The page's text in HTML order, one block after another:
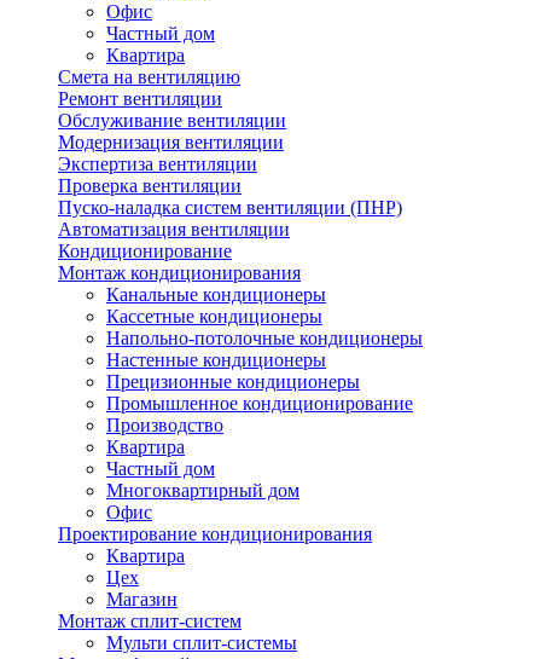
Офис
Частный дом
Квартира
Смета на вентиляцию
Ремонт вентиляции
Обслуживание вентиляции
Модернизация вентиляции
Экспертиза вентиляции
Проверка вентиляции
Пуско-наладка систем вентиляции (ПНР)
Автоматизация вентиляции
Кондиционирование
Монтаж кондиционирования
Канальные кондиционеры
Кассетные кондиционеры
Напольно-потолочные кондиционеры
Настенные кондиционеры
Прецизионные кондиционеры
Промышленное кондиционирование
Производство
Квартира
Частный дом
Многоквартирный дом
Офис
Проектирование кондиционирования
Квартира
Цех
Магазин
Монтаж сплит-систем
Мульти сплит-системы